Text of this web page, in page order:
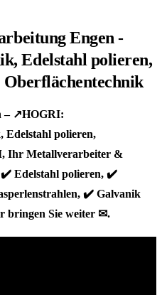
– ↗️HOGRI:
Edelstahl polieren,
Ihr Metallverarbeiter &
✔️ Edelstahl polieren, ✔️
✔️ Galvanik
bringen Sie weiter ✉.